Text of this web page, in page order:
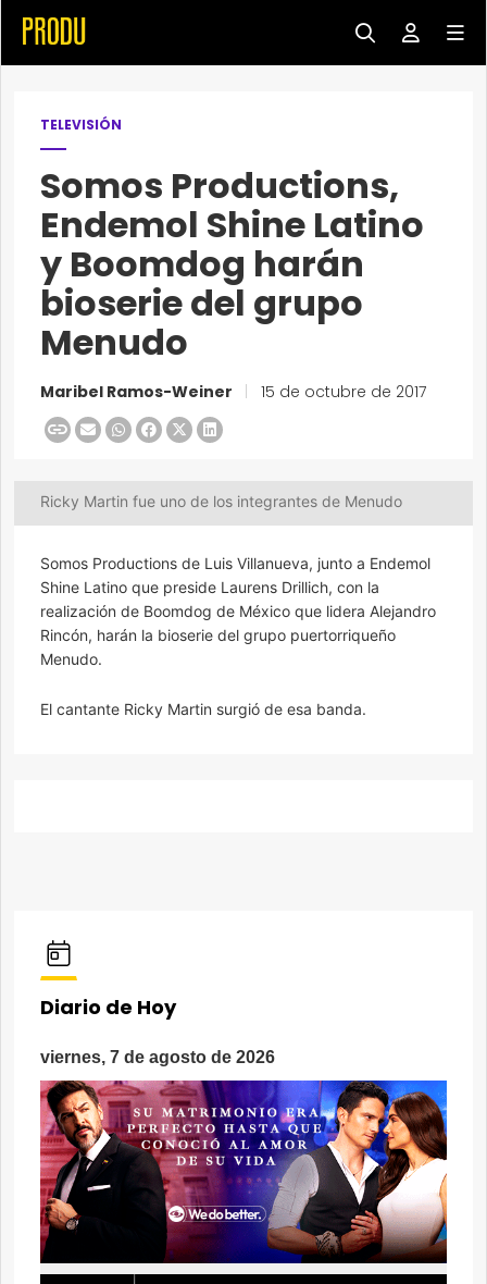
TELEVISIÓN
Somos Productions,
Endemol Shine Latino
y Boomdog harán
bioserie del grupo
Menudo
Maribel Ramos-Weiner 15 de octubre de 2017
Ricky Martin fue uno de los integrantes de Menudo
Somos Productions de Luis Villanueva, junto a Endemol
Shine Latino que preside Laurens Drillich, con la
realización de Boomdog de México que lidera Alejandro
Rincón, harán la bioserie del grupo puertorriqueño
Menudo.
El cantante Ricky Martin surgió de esa banda.
Diario de Hoy
viernes, 7 de agosto de 2026